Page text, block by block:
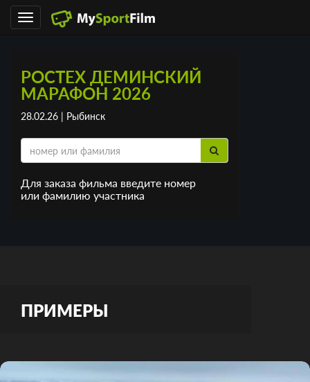
Toggle
РОСТЕХ ДЕМИНСКИЙ
МАРАФОН 2026
28.02.26 | Рыбинск
Для заказа фильма введите номер
или фамилию участника
ПРИМЕРЫ